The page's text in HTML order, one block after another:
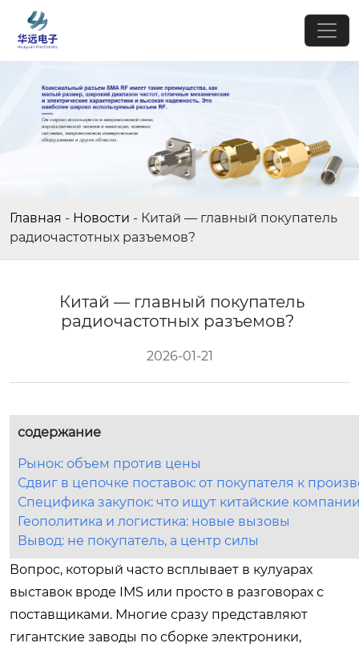
Главная - Новости - Китай — главный покупатель
радиочастотных разъемов?
Китай — главный покупатель
радиочастотных разъемов?
2026-01-21
содержание
Рынок: объем против цены
Сдвиг в цепочке поставок: от покупателя к
Специфика закупок: что ищут китайские
Геополитика и логистика: новые вызовы
Вывод: не покупатель, а центр силы
Вопрос, который часто всплывает в кулуарах
выставок вроде IMS или просто в разговорах с
поставщиками. Многие сразу представляют
гигантские заводы по сборке электроники,